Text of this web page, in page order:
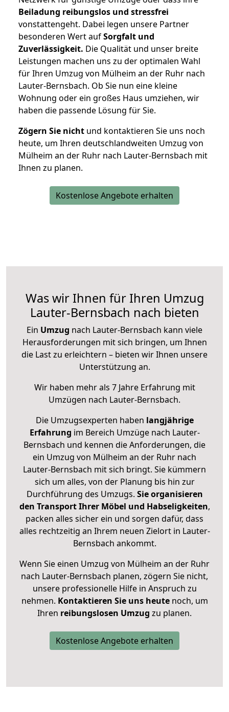
Beiladung reibungslos und stressfrei
vonstattengeht. Dabei legen unsere Partner
besonderen Wert aufSorgfalt und
Zuverlässigkeit. Die Qualität und unser breite
Leistungen machen uns zu der optimalen Wahl
für Ihren Umzug von Mülheim an der Ruhr nach
Lauter-Bernsbach. Ob Sie nun eine kleine
Wohnung oder ein großes Haus umziehen, wir
haben die passende Lösung für Sie.
Zögern Sie nicht und kontaktieren Sie uns noch
heute, um Ihren deutschlandweiten Umzug von
Mülheim an der Ruhr nach Lauter-Bernsbach mit
Ihnen zu planen.
Kostenlose Angebote erhalten
Was wir Ihnen für Ihren Umzug
Lauter-Bernsbach nach bieten
Ein Umzug nach Lauter-Bernsbach kann viele
Herausforderungen mit sich bringen, um Ihnen
die Last zu erleichtern – bieten wir Ihnen unsere
Unterstützung an.
Wir haben mehr als 7 Jahre Erfahrung mit
Umzügen nach Lauter-Bernsbach.
Die Umzugsexperten haben langjährige
Erfahrung im Bereich Umzüge nach Lauter-
Bernsbach und kennen die Anforderungen, die
ein Umzug von Mülheim an der Ruhr nach
Lauter-Bernsbach mit sich bringt. Sie kümmern
sich um alles, von der Planung bis hin zur
Durchführung des Umzugs. Sie organisieren
den Transport Ihrer Möbel und Habseligkeiten,
packen alles sicher ein und sorgen dafür, dass
alles rechtzeitig an Ihrem neuen Zielort in Lauter-
Bernsbach ankommt.
Wenn Sie einen Umzug von Mülheim an der Ruhr
nach Lauter-Bernsbach planen, zögern Sie nicht,
unsere professionelle Hilfe in Anspruch zu
nehmen. Kontaktieren Sie uns heutenoch, um
Ihren reibungslosen Umzug zu planen.
Kostenlose Angebote erhalten